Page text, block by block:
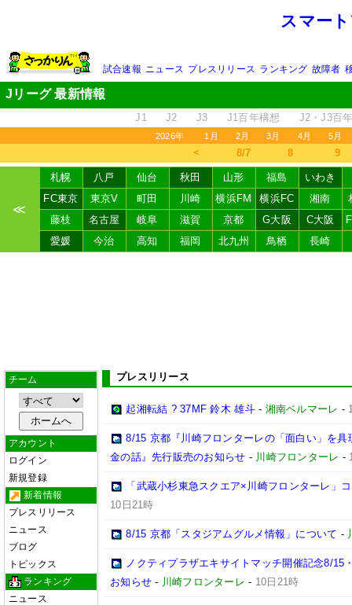
スマー
試合速報 ニュース プレスリリース ランキング 故障者
Jリーグ 最新情報
J1 J2 J3 J1百年構想 J2・J3百
2026年 1月 2月 3月 4月 5月
＜ 8/7 8 9
≪
札幌 八戸 仙台 秋田 山形 福島
いわき
FC東京
東京V 町田 川崎 横浜FM 横浜FC 湘南
藤枝
名古屋 岐阜 滋賀 京都 G大阪 C大阪
愛媛
今治 高知 福岡 北九州 鳥栖 長崎
チーム
アカウント
ログイン
新規登録
新着情報
プレスリリース
ニュース
ブログ
トピックス
ランキング
ニュース
プレスリリース
起湘転結 ? 37MF 鈴木 雄斗- 湘南ベルマーレ -
8/15 京都『川崎フロンターレの「面白い」を
金の話』先行販売のお知らせ - 川崎フロンターレ -
「武蔵小杉東急スクエア×川崎フロンターレ」
10日21時
8/15 京都「スタジアムグルメ情報」について -
ノクティプラザエキサイトマッチ開催記念8/
お知らせ - 川崎フロンターレ - 10日21時